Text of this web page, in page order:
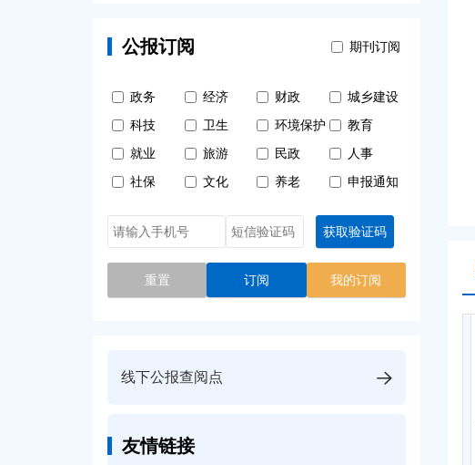
公报订阅 期刊订阅
政务 经济 财政
城乡建设
科技
卫生 环境保护
教育
就业
旅游 民政
人事
社保
文化 养老 申报通知
获取验证码
重置 订阅 我的订阅
线下公报查阅点
友情链接